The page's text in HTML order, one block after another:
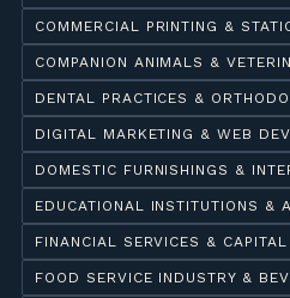
COMMERCIAL PRINTING &
COMPANION ANIMALS &
DENTAL PRACTICES &
DIGITAL MARKETING & WEB
DOMESTIC FURNISHINGS &
EDUCATIONAL INSTITUTIONS &
FINANCIAL SERVICES &
FOOD SERVICE INDUSTRY &